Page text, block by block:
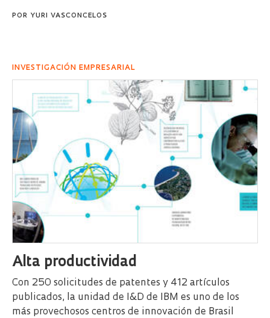
POR YURI VASCONCELOS
INVESTIGACIÓN EMPRESARIAL
Alta productividad
Con 250 solicitudes de patentes y 412 artículos
publicados, la unidad de I&D de IBM es uno de los
más provechosos centros de innovación de Brasil